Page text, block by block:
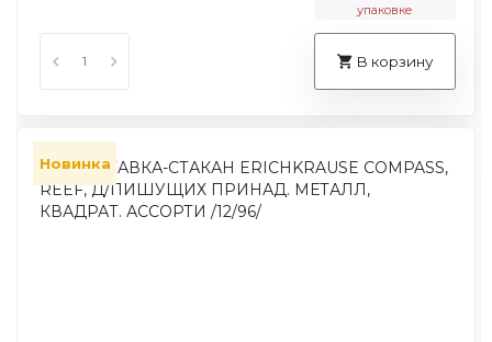
упаковке
В корзину
Новинка